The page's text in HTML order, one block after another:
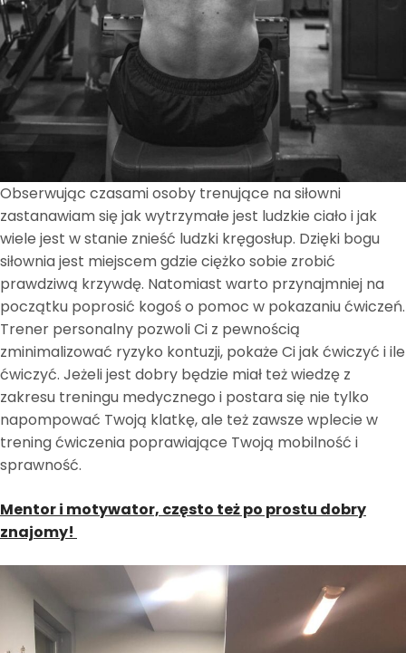
Obserwując czasami osoby trenujące na siłowni
zastanawiam się jak wytrzymałe jest ludzkie ciało i jak
wiele jest w stanie znieść ludzki kręgosłup. Dzięki bogu
siłownia jest miejscem gdzie ciężko sobie zrobić
prawdziwą krzywdę. Natomiast warto przynajmniej na
początku poprosić kogoś o pomoc w pokazaniu ćwiczeń.
Trener personalny pozwoli Ci z pewnością
zminimalizować ryzyko kontuzji, pokaże Ci jak ćwiczyć i ile
ćwiczyć. Jeżeli jest dobry będzie miał też wiedzę z
zakresu treningu medycznego i postara się nie tylko
napompować Twoją klatkę, ale też zawsze wplecie w
trening ćwiczenia poprawiające Twoją mobilność i
sprawność.
Mentor i motywator, często też po prostu dobry
znajomy!